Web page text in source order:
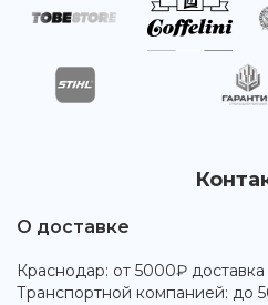
О доставке
Краснодар: от 5000₽ доставка
Транспортной компанией: до